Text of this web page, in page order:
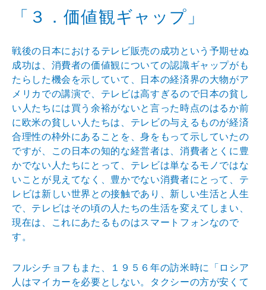
「３．価値観ギャップ」
戦後の日本におけるテレビ販売の成功という予期せぬ
成功は、消費者の価値観についての認識ギャップがも
たらした機会を示していて、日本の経済界の大物がア
メリカでの講演で、テレビは高すぎるので日本の貧し
い人たちには買う余裕がないと言った時点のはるか前
に欧米の貧しい人たちは、テレビの与えるものが経済
合理性の枠外にあることを、身をもって示していたの
ですが、この日本の知的な経営者は、消費者とくに豊
かでない人たちにとって、テレビは単なるモノではな
いことが見えてなく、豊かでない消費者にとって、テ
レビは新しい世界との接触であり、新しい生活と人生
で、テレビはその頃の人たちの生活を変えてしまい、
現在は、これにあたるものはスマートフォンなので
す。
フルシチョフもまた、１９５６年の訪米時に「ロシア
人はマイカーを必要としない。タクシーの方が安くて